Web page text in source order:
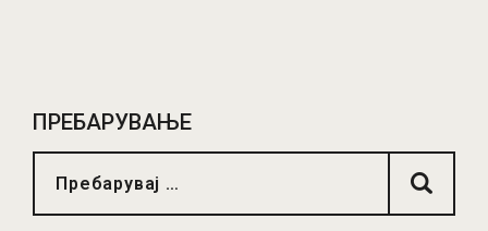
ПРЕБАРУВАЊЕ